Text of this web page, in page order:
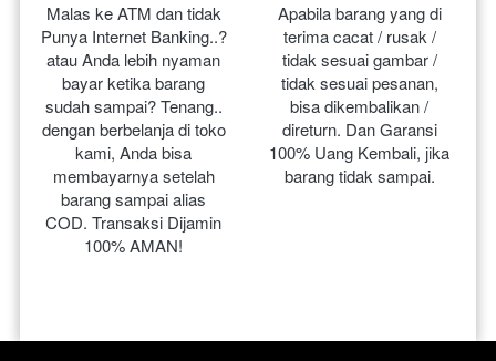
Malas ke ATM dan tidak
Punya Internet Banking..?
atau Anda lebih nyaman
bayar ketika barang
sudah sampai? Tenang..
dengan berbelanja di toko
kami, Anda bisa
membayarnya setelah
barang sampai alias
COD. Transaksi Dijamin
100% AMAN!
Apabila barang yang di
terima cacat / rusak /
tidak sesuai gambar /
tidak sesuai pesanan,
bisa dikembalikan /
direturn. Dan Garansi
100% Uang Kembali, jika
barang tidak sampai.